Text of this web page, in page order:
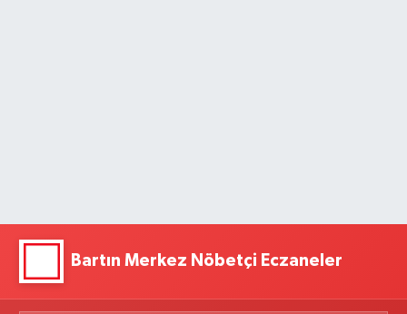
Bartın Merkez Nöbetçi Eczaneler